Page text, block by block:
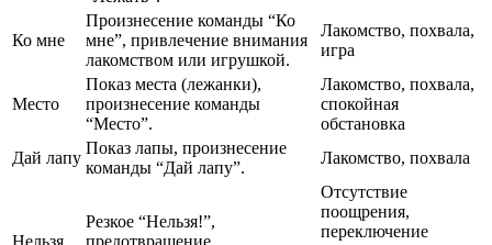
Ко мне
Произнесение команды “Ко
мне”, привлечение внимания
лакомством или игрушкой.
Лакомство, похвала,
игра
Место
Показ места (лежанки),
произнесение команды
“Место”.
Лакомство, похвала,
спокойная
обстановка
Дай лапу
Показ лапы, произнесение
команды “Дай лапу”.
Лакомство, похвала
Нельзя
Резкое “Нельзя!”,
предотвращение
Отсутствие
поощрения,
переключение